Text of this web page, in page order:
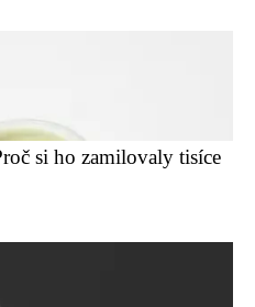
si ho zamilovaly tisíce